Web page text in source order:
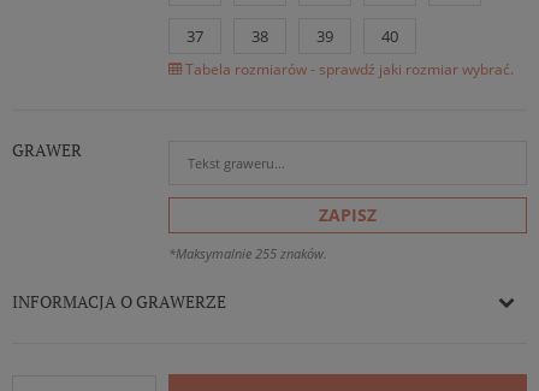
37 38 39 40
Tabela rozmiarów - sprawdź jaki rozmiar wybrać.
GRAWER
ZAPISZ
*Maksymalnie 255 znaków.
INFORMACJA O GRAWERZE